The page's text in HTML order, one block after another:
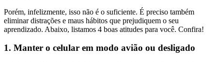
Porém, infelizmente, isso não é o suficiente. É preciso também
eliminar distrações e maus hábitos que prejudiquem o seu
aprendizado. Abaixo, listamos 4 boas atitudes para você. Confira!
1. Manter o celular em modo avião ou desligado